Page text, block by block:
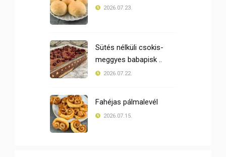
2026.07.23.
Sütés nélküli csokis-
meggyes babapisk ..
2026.07.22.
Fahéjas pálmalevél
2026.07.15.